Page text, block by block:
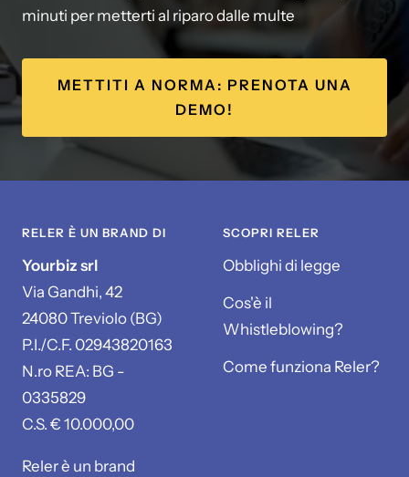
minuti per metterti al riparo dalle multe
METTITI A NORMA: PRENOTA UNA
DEMO!
RELER È UN BRAND DI
Yourbiz srl
Via Gandhi, 42
24080 Treviolo (BG)
P.I./C.F. 02943820163
N.ro REA: BG -
0335829
C.S. € 10.000,00
Reler è un brand
SCOPRI RELER
Obblighi di legge
Cos'è il
Whistleblowing?
Come funziona Reler?